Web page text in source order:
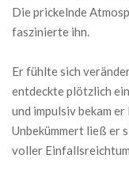
Die prickelnde
faszinierte ihn.
Er fühlte sich
entdeckte plötzlich
und impulsiv bekam
Unbekümmert ließ er
voller